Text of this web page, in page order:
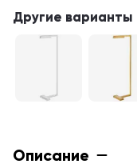
Другие варианты
Описание